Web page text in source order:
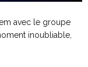
avec le groupe
inoubliable,